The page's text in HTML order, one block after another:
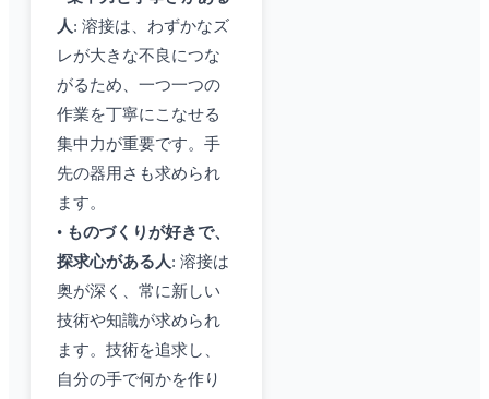
人: 溶接は、わずかなズ
レが大きな不良につな
がるため、一つ一つの
作業を丁寧にこなせる
集中力が重要です。手
先の器用さも求められ
ます。
• ものづくりが好きで、
探求心がある人: 溶接は
奥が深く、常に新しい
技術や知識が求められ
ます。技術を追求し、
自分の手で何かを作り